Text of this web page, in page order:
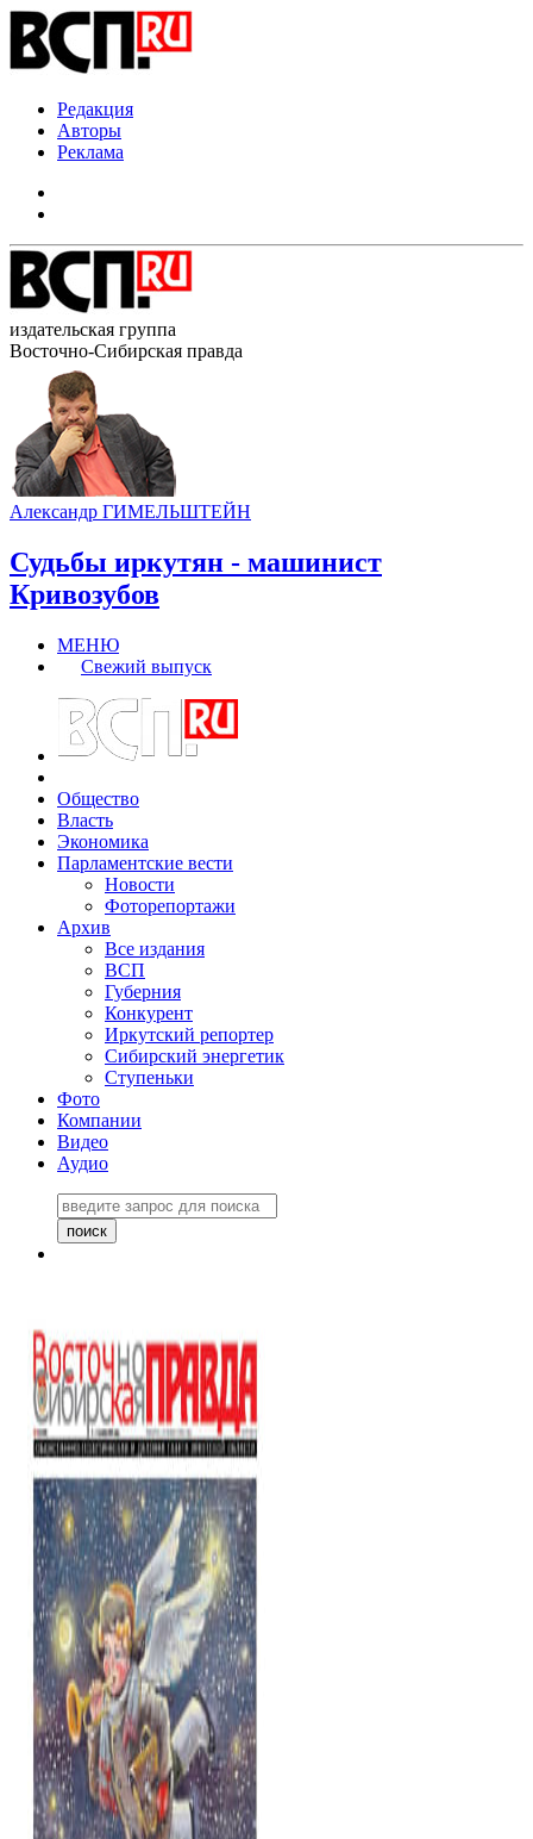
Редакция
Авторы
Реклама
издательская группа
Восточно-Сибирская правда
Александр ГИМЕЛЬШТЕЙН
Судьбы иркутян - машинист
Кривозубов
МЕНЮ
Свежий выпуск
Общество
Власть
Экономика
Парламентские вести
Новости
Фоторепортажи
Архив
Все издания
ВСП
Губерния
Конкурент
Иркутский репортер
Сибирский энергетик
Ступеньки
Фото
Компании
Видео
Аудио